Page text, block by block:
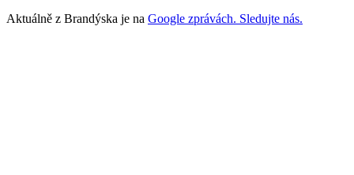
Aktuálně z Brandýska je na Google zprávách. Sledujte nás.